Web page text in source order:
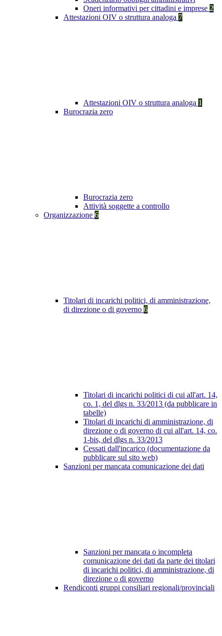
Oneri informativi per cittadini e imprese 2
Attestazioni OIV o struttura analoga 7
Attestazioni OIV o struttura analoga 1
Burocrazia zero
Burocrazia zero
Attività soggette a controllo
Organizzazione 6
Titolari di incarichi politici, di amministrazione,
di direzione o di governo 6
Titolari di incarichi politici di cui all'art. 14,
co. 1, del dlgs n. 33/2013 (da pubblicare in
tabelle)
Titolari di incarichi di amministrazione, di
direzione o di governo di cui all'art. 14, co.
1-bis, del dlgs n. 33/2013
Cessati dall'incarico (documentazione da
pubblicare sul sito web)
Sanzioni per mancata comunicazione dei dati
Sanzioni per mancata o incompleta
comunicazione dei dati da parte dei titolari
di incarichi politici, di amministrazione, di
direzione o di governo
Rendiconti gruppi consiliari regionali/provinciali